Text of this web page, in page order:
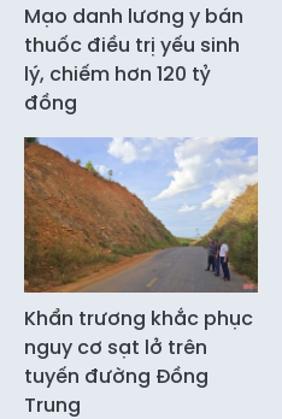
Mạo danh lương y bán
thuốc điều trị yếu sinh
lý, chiếm hơn 120 tỷ
đồng
Khẩn trương khắc phục
nguy cơ sạt lở trên
tuyến đường Đồng
Trung